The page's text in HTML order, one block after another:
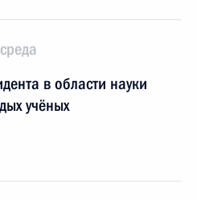
в области науки
учёных